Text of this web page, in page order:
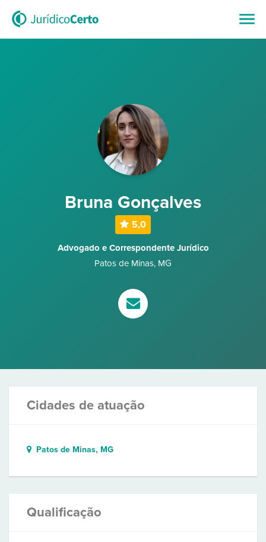
Bruna Gonçalves
5,0
Advogado e Correspondente Jurídico
Patos de Minas, MG
Cidades de atuação
Patos de Minas, MG
Qualificação